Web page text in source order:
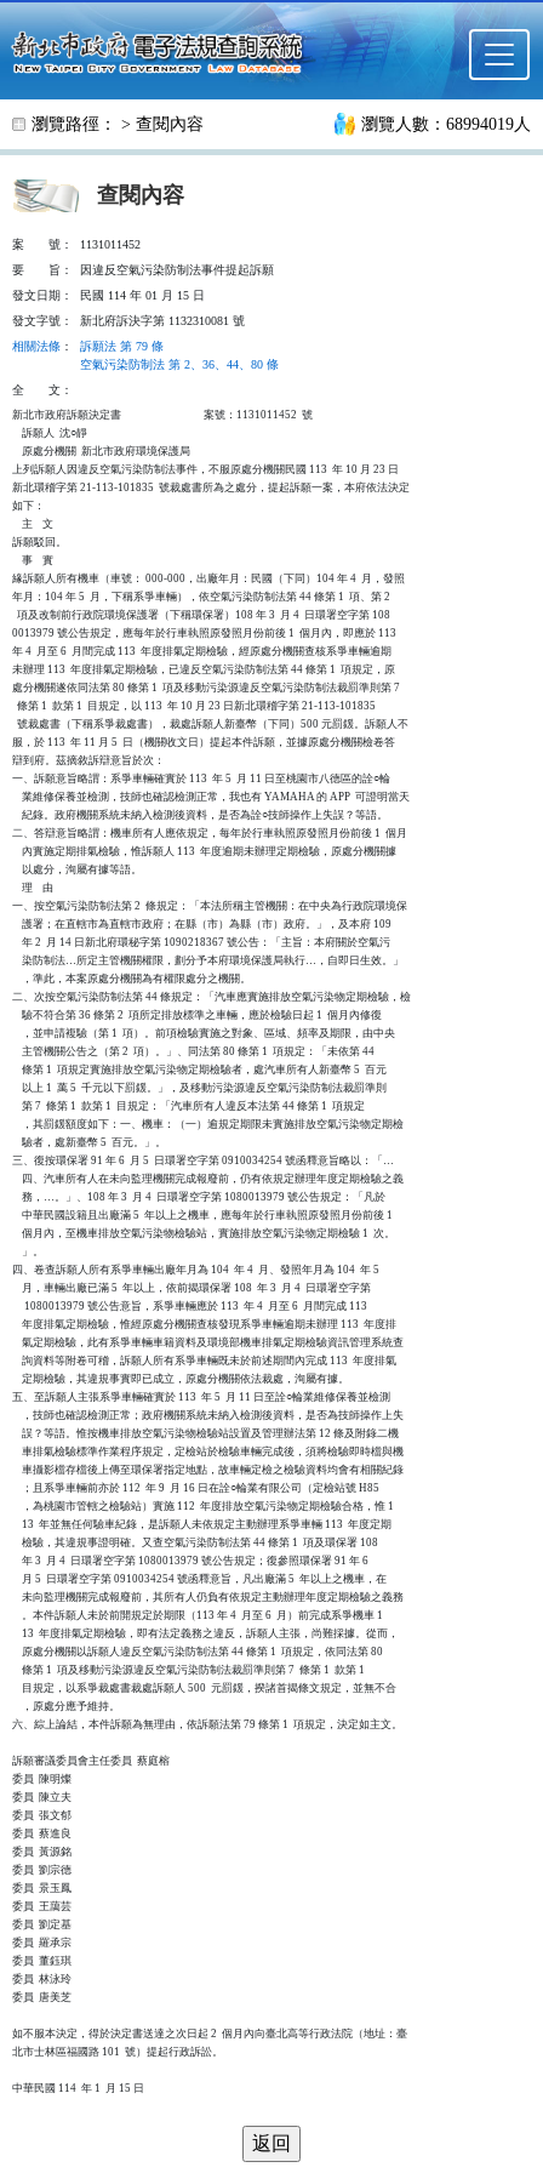
跳至主要內容
瀏覽路徑： > 查閱內容 瀏覽人數：68994019人
查閱內容
案 號：
1131011452
要
旨：
因違反空氣污染防制法事件提起訴願
發文日期：
民國 114 年 01 月 15 日
發文字號：
新北府訴決字第 1132310081 號
相關法條 ：
訴願法 第 79 條
空氣污染防制法 第 2、36、44、80 條
全
文：
新北市政府訴願決定書                                  案號：1131011452  號
    訴願人  沈○靜
    原處分機關  新北市政府環境保護局
上列訴願人因違反空氣污染防制法事件，不服原處分機關民國 113  年 10 月 23 日
新北環稽字第 21-113-101835  號裁處書所為之處分，提起訴願一案，本府依法決定
如下：
    主    文
訴願駁回。
    事    實
緣訴願人所有機車（車號： 000-000，出廠年月：民國（下同）104 年 4  月，發照
年月：104 年 5  月，下稱系爭車輛），依空氣污染防制法第 44 條第 1  項、第 2
  項及改制前行政院環境保護署（下稱環保署）108 年 3  月 4  日環署空字第 108
0013979 號公告規定，應每年於行車執照原發照月份前後 1  個月內，即應於 113
年 4  月至 6  月間完成 113  年度排氣定期檢驗，經原處分機關查核系爭車輛逾期
未辦理 113  年度排氣定期檢驗，已違反空氣污染防制法第 44 條第 1  項規定，原
處分機關遂依同法第 80 條第 1  項及移動污染源違反空氣污染防制法裁罰準則第 7
  條第 1  款第 1  目規定，以 113  年 10 月 23 日新北環稽字第 21-113-101835
  號裁處書（下稱系爭裁處書），裁處訴願人新臺幣（下同）500 元罰鍰。訴願人不
服，於 113  年 11 月 5  日（機關收文日）提起本件訴願，並據原處分機關檢卷答
辯到府。茲摘敘訴辯意旨於次：
一、訴願意旨略謂：系爭車輛確實於 113  年 5  月 11 日至桃園市八德區的詮○輪
    業維修保養並檢測，技師也確認檢測正常，我也有 YAMAHA 的 APP  可證明當天
    紀錄。政府機關系統未納入檢測後資料，是否為詮○技師操作上失誤？等語。
二、答辯意旨略謂：機車所有人應依規定，每年於行車執照原發照月份前後 1  個月
    內實施定期排氣檢驗，惟訴願人 113  年度逾期未辦理定期檢驗，原處分機關據
    以處分，洵屬有據等語。
    理    由
一、按空氣污染防制法第 2  條規定：「本法所稱主管機關：在中央為行政院環境保
    護署；在直轄市為直轄市政府；在縣（市）為縣（市）政府。」，及本府 109
    年 2  月 14 日新北府環秘字第 1090218367 號公告：「主旨：本府關於空氣污
    染防制法…所定主管機關權限，劃分予本府環境保護局執行…，自即日生效。」
    ，準此，本案原處分機關為有權限處分之機關。
二、次按空氣污染防制法第 44 條規定：「汽車應實施排放空氣污染物定期檢驗，檢
    驗不符合第 36 條第 2  項所定排放標準之車輛，應於檢驗日起 1  個月內修復
    ，並申請複驗（第 1  項）。前項檢驗實施之對象、區域、頻率及期限，由中央
    主管機關公告之（第 2  項）。」、同法第 80 條第 1  項規定：「未依第 44
    條第 1  項規定實施排放空氣污染物定期檢驗者，處汽車所有人新臺幣 5  百元
    以上 1  萬 5  千元以下罰鍰。」，及移動污染源違反空氣污染防制法裁罰準則
    第 7  條第 1  款第 1  目規定：「汽車所有人違反本法第 44 條第 1  項規定
    ，其罰鍰額度如下：一、機車：（一）逾規定期限未實施排放空氣污染物定期檢
    驗者，處新臺幣 5  百元。」。
三、復按環保署 91 年 6  月 5  日環署空字第 0910034254 號函釋意旨略以：「…
    四、汽車所有人在未向監理機關完成報廢前，仍有依規定辦理年度定期檢驗之義
    務，…。」、108 年 3  月 4  日環署空字第 1080013979 號公告規定：「凡於
    中華民國設籍且出廠滿 5  年以上之機車，應每年於行車執照原發照月份前後 1
    個月內，至機車排放空氣污染物檢驗站，實施排放空氣污染物定期檢驗 1  次。
    」。
四、卷查訴願人所有系爭車輛出廠年月為 104  年 4  月、發照年月為 104  年 5
    月，車輛出廠已滿 5  年以上，依前揭環保署 108  年 3  月 4  日環署空字第
     1080013979 號公告意旨，系爭車輛應於 113  年 4  月至 6  月間完成 113
    年度排氣定期檢驗，惟經原處分機關查核發現系爭車輛逾期未辦理 113  年度排
    氣定期檢驗，此有系爭車輛車籍資料及環境部機車排氣定期檢驗資訊管理系統查
    詢資料等附卷可稽，訴願人所有系爭車輛既未於前述期間內完成 113  年度排氣
    定期檢驗，其違規事實即已成立，原處分機關依法裁處，洵屬有據。
五、至訴願人主張系爭車輛確實於 113  年 5  月 11 日至詮○輪業維修保養並檢測
    ，技師也確認檢測正常；政府機關系統未納入檢測後資料，是否為技師操作上失
    誤？等語。惟按機車排放空氣污染物檢驗站設置及管理辦法第 12 條及附錄二機
    車排氣檢驗標準作業程序規定，定檢站於檢驗車輛完成後，須將檢驗即時檔與機
    車攝影檔存檔後上傳至環保署指定地點，故車輛定檢之檢驗資料均會有相關紀錄
    ；且系爭車輛前亦於 112  年 9  月 16 日在詮○輪業有限公司（定檢站號 H85
    ，為桃園市管轄之檢驗站）實施 112  年度排放空氣污染物定期檢驗合格，惟 1
    13  年並無任何驗車紀錄，是訴願人未依規定主動辦理系爭車輛 113  年度定期
    檢驗，其違規事證明確。又查空氣污染防制法第 44 條第 1  項及環保署 108
    年 3  月 4  日環署空字第 1080013979 號公告規定；復參照環保署 91 年 6
    月 5  日環署空字第 0910034254 號函釋意旨，凡出廠滿 5  年以上之機車，在
    未向監理機關完成報廢前，其所有人仍負有依規定主動辦理年度定期檢驗之義務
    。本件訴願人未於前開規定於期限（113 年 4  月至 6  月）前完成系爭機車 1
    13  年度排氣定期檢驗，即有法定義務之違反，訴願人主張，尚難採據。從而，
    原處分機關以訴願人違反空氣污染防制法第 44 條第 1  項規定，依同法第 80
    條第 1  項及移動污染源違反空氣污染防制法裁罰準則第 7  條第 1  款第 1
    目規定，以系爭裁處書裁處訴願人 500  元罰鍰，揆諸首揭條文規定，並無不合
    ，原處分應予維持。
六、綜上論結，本件訴願為無理由，依訴願法第 79 條第 1  項規定，決定如主文。
訴願審議委員會主任委員  蔡庭榕
委員  陳明燦
委員  陳立夫
委員  張文郁
委員  蔡進良
委員  黃源銘
委員  劉宗德
委員  景玉鳳
委員  王藹芸
委員  劉定基
委員  羅承宗
委員  董鈺琪
委員  林泳玲
委員  唐美芝
如不服本決定，得於決定書送達之次日起 2  個月內向臺北高等行政法院（地址：臺
北市士林區福國路 101  號）提起行政訴訟。